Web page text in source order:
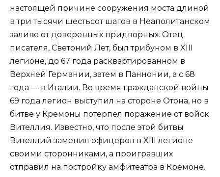
настоящей причине сооружения моста длиной
в три тысячи шестьсот шагов в Неаполитанском
заливе от доверенных придворных. Отец
писателя, Светоний Лет, был трибуном в XIII
легионе, до 67 года расквартированном в
Верхней Германии, затем в Паннонии, а с 68
года — в Италии. Во время гражданской войны
69 года легион выступил на стороне Отона, но в
битве у Кремоны потерпел поражение от войск
Вителлия. Известно, что после этой битвы
Вителлий заменил офицеров в XIII легионе
своими сторонниками, а проигравших
отправил на постройку амфитеатра в Кремоне.